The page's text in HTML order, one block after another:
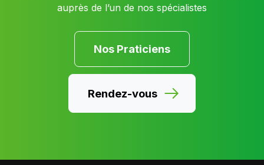
auprès de l’un de nos spécialistes
Nos Praticiens
Rendez-vous